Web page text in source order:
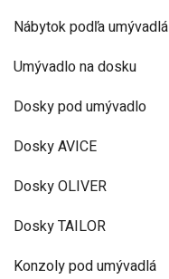
Nábytok podľa umývadlá
Umývadlo na dosku
Dosky pod umývadlo
Dosky AVICE
Dosky OLIVER
Dosky TAILOR
Konzoly pod umývadlá